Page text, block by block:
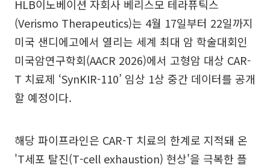
HLB이노베이션 자회사 베리스모 테라퓨틱스
(Verismo Therapeutics)는 4월 17일부터 22일까지
미국 샌디에고에서 열리는 세계 최대 암 학술대회인
미국암연구학회(AACR 2026)에서 고형암 대상 CAR-
T 치료제 ‘SynKIR-110’ 임상 1상 중간 데이터를 공개
할 예정이다.
해당 파이프라인은 CAR-T 치료의 한계로 지적돼 온
'T세포 탈진(T-cell exhaustion) 현상'을 극복한 플